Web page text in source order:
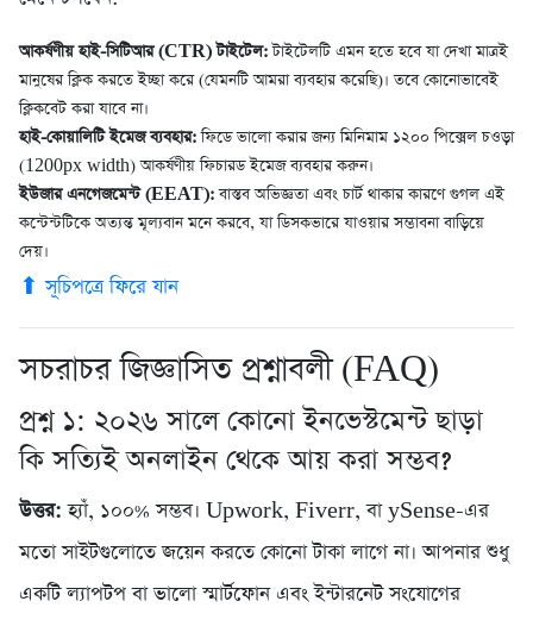
আকর্ষণীয় হাই-সিটিআর (CTR) টাইটেল:টাইটেলটি এমন হতে হবে যা দেখা মাত্রই
মানুষের ক্লিক করতে ইচ্ছা করে (যেমনটি আমরা ব্যবহার করেছি)। তবে কোনোভাবেই
ক্লিকবেট করা যাবে না।
হাই-কোয়ালিটি ইমেজ ব্যবহার:ফিডে ভালো করার জন্য মিনিমাম ১২০০ পিক্সেল চওড়া
(1200px width) আকর্ষণীয় ফিচারড ইমেজ ব্যবহার করুন।
ইউজার এনগেজমেন্ট (EEAT):বাস্তব অভিজ্ঞতা এবং চার্ট থাকার কারণে গুগল এই
কন্টেন্টটিকে অত্যন্ত মূল্যবান মনে করবে, যা ডিসকভারে যাওয়ার সম্ভাবনা বাড়িয়ে
দেয়।
⬆ সূচিপত্রে ফিরে যান
সচরাচর জিজ্ঞাসিত প্রশ্নাবলী (FAQ)
প্রশ্ন ১: ২০২৬ সালে কোনো ইনভেস্টমেন্ট ছাড়া
কি সত্যিই অনলাইন থেকে আয় করা সম্ভব?
উত্তর: হ্যাঁ, ১০০% সম্ভব। Upwork, Fiverr, বা ySense-এর
মতো সাইটগুলোতে জয়েন করতে কোনো টাকা লাগে না। আপনার শুধু
একটি ল্যাপটপ বা ভালো স্মার্টফোন এবং ইন্টারনেট সংযোগের